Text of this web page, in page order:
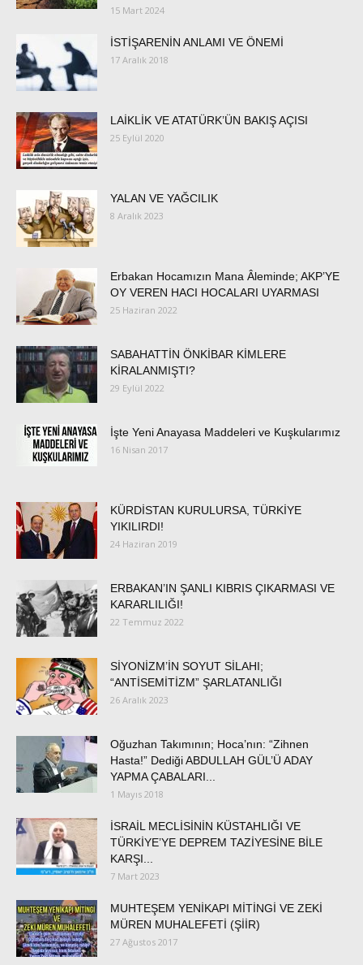
15 Mart 2024
İSTİŞARENİN ANLAMI VE ÖNEMİ
17 Aralık 2018
LAİKLİK VE ATATÜRK’ÜN BAKIŞ AÇISI
25 Eylül 2020
YALAN VE YAĞCILIK
8 Aralık 2023
Erbakan Hocamızın Mana Âleminde; AKP’YE
OY VEREN HACI HOCALARI UYARMASI
25 Haziran 2022
SABAHATTİN ÖNKİBAR KİMLERE
KİRALANMIŞTI?
29 Eylül 2022
İşte Yeni Anayasa Maddeleri ve Kuşkularımız
16 Nisan 2017
KÜRDİSTAN KURULURSA, TÜRKİYE
YIKILIRDI!
24 Haziran 2019
ERBAKAN’IN ŞANLI KIBRIS ÇIKARMASI VE
KARARLILIĞI!
22 Temmuz 2022
SİYONİZM’İN SOYUT SİLAHI;
“ANTİSEMİTİZM” ŞARLATANLIĞI
26 Aralık 2023
Oğuzhan Takımının; Hoca’nın: “Zihnen
Hasta!” Dediği ABDULLAH GÜL’Ü ADAY
YAPMA ÇABALARI...
1 Mayıs 2018
İSRAİL MECLİSİNİN KÜSTAHLIĞI VE
TÜRKİYE’YE DEPREM TAZİYESİNE BİLE
KARŞI...
7 Mart 2023
MUHTEŞEM YENİKAPI MİTİNGİ VE ZEKİ
MÜREN MUHALEFETİ (ŞİİR)
27 Ağustos 2017